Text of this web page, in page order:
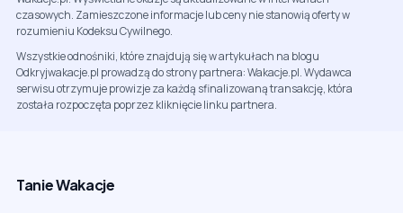
czasowych. Zamieszczone informacje lub ceny nie stanowią oferty w
rozumieniu Kodeksu Cywilnego.
Wszystkie odnośniki, które znajdują się w artykułach na blogu
Odkryjwakacje.pl prowadzą do strony partnera: Wakacje.pl. Wydawca
serwisu otrzymuje prowizje za każdą sfinalizowaną transakcję, która
została rozpoczęta poprzez kliknięcie linku partnera.
Tanie Wakacje